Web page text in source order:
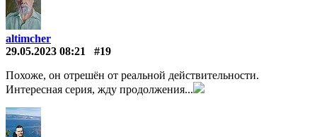
altimcher
29.05.2023 08:21
#19
Похоже, он отрешён от реальной действительности.
Интересная серия, жду продолжения...